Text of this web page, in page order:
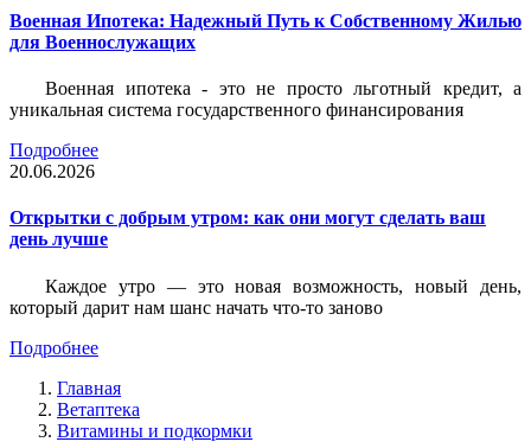
Военная Ипотека: Надежный Путь к Собственному Жилью
для Военнослужащих
Военная ипотека - это не просто льготный кредит, а
уникальная система государственного финансирования
Подробнее
20.06.2026
Открытки с добрым утром: как они могут сделать ваш
день лучше
Каждое утро — это новая возможность, новый день,
который дарит нам шанс начать что-то заново
Подробнее
Главная
Ветаптека
Витамины и подкормки